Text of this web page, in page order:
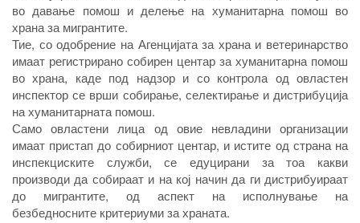
во давање помош и делење на хуманитарна помош во
храна за мигрантите.
Тие, со одобрение на Агенцијата за храна и ветеринарство
имаат регистрирано собирен центар за хуманитарна помош
во храна, каде под надзор и со контрола од овластен
инспектор се врши собирање, селектирање и дистрибуција
на хуманитарната помош.
Само овластени лица од овие невладини организации
имаат пристап до собирниот центар, и истите од страна на
инспекциските служби, се едуцирани за тоа какви
производи да собираат и на кој начин да ги дистрибуираат
до мигрантите, од аспект на исполнување на
безбедносните критериуми за храната.